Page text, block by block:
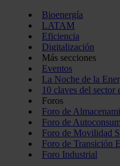
Bioenergía
LATAM
Eficiencia
Digitalización
Más secciones
Eventos
La Noche de la
10 claves del sector
Foros
Foro de
Foro de
Foro de Movilidad
Foro de Transición
Foro Industrial